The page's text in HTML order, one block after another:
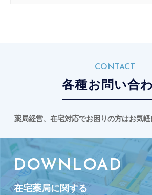
CONTACT
各種お問い合
薬局経営、在宅対応でお困りの方はお気軽
DOWNLOAD
在宅薬局に関する